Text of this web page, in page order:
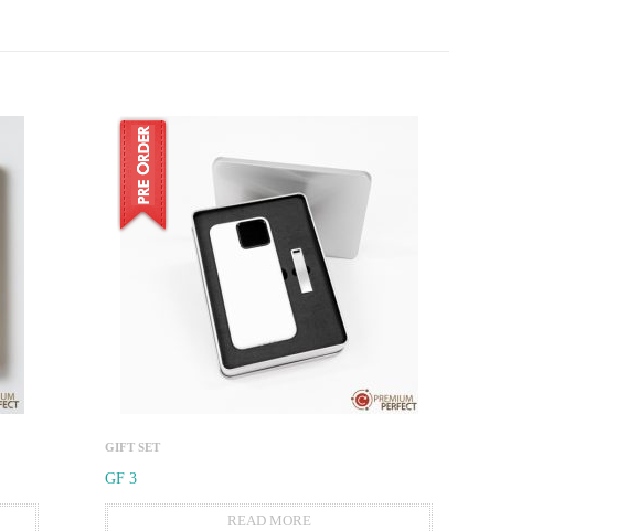
GIFT SET
GF 3
READ MORE